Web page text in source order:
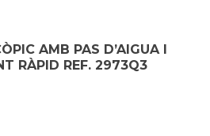
AMB PAS D’AIGUA I
RÀPID REF. 2973Q3